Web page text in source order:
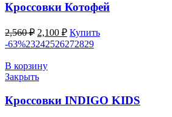
Кроссовки Котофей
2,560₽ Первоначальная
цена
составляла
2,560 ₽.
2,100 ₽Текущая
цена:
Купить
-63%23242526272829
В корзину
Закрыть
Кроссовки INDIGO KIDS